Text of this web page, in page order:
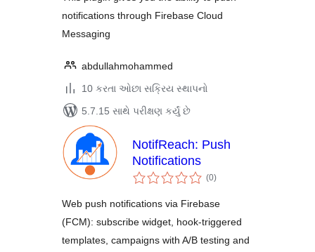
notifications through Firebase Cloud
Messaging
abdullahmohammed
10 કરતા ઓછા સક્રિય સ્થાપનો
5.7.15 સાથે પરીક્ષણ કર્યું છે
NotifReach: Push
Notifications
(0કુલ
રેટિંગ્સ
)
Web push notifications via Firebase
(FCM): subscribe widget, hook-triggered
templates, campaigns with A/B testing and